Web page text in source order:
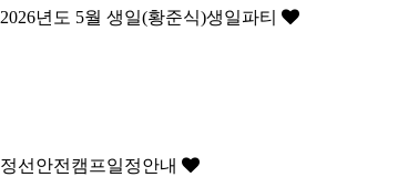
2026년도 5월 생일(황준식)생일파티
정선안전캠프일정안내